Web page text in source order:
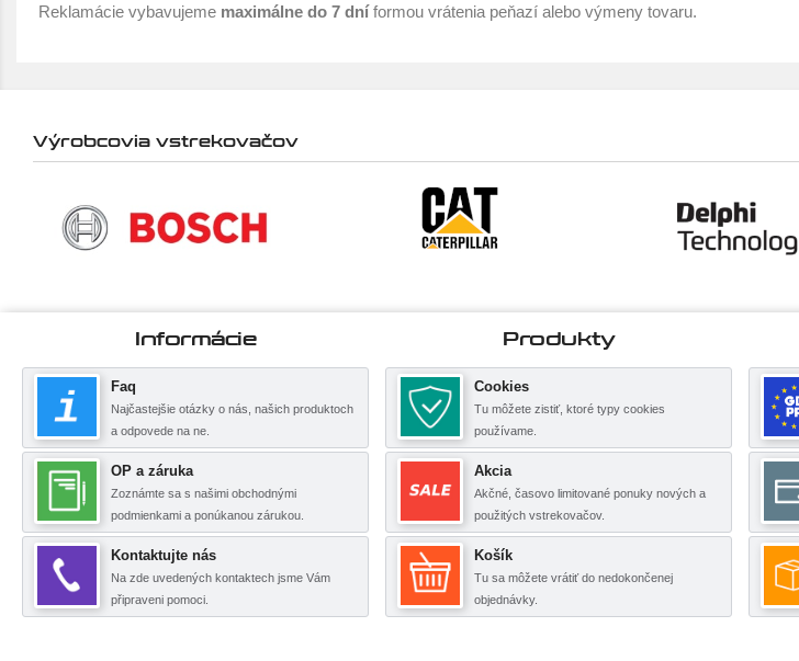
Reklamácie vybavujeme maximálne do 7 dníformou vrátenia peňazí alebo výmeny tovaru.
Výrobcovia vstrekovačov
Informácie
Faq
Najčastejšie otázky o nás, našich produktoch
a odpovede na ne.
OP a záruka
Zoznámte sa s našimi obchodnými
podmienkami a ponúkanou zárukou.
Kontaktujte nás
Na zde uvedených kontaktech jsme Vám
připraveni pomoci.
Produkty
Cookies
Tu môžete zistiť, ktoré typy cookies
používame.
Akcia
Akčné, časovo limitované ponuky nových a
použitých vstrekovačov.
Košík
Tu sa môžete vrátiť do nedokončenej
objednávky.